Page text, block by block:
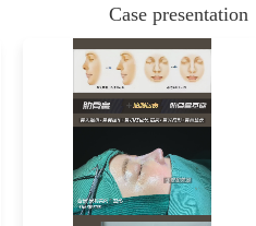
Case presentation